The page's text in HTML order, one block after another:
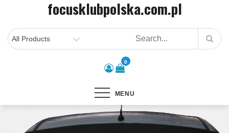
content
focusklubpolska.com.pl
0
MENU